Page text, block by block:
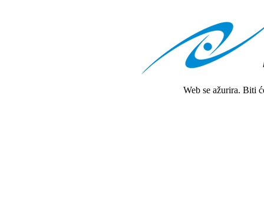
Web se ažurira. Biti